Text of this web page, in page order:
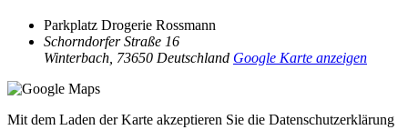
Parkplatz Drogerie Rossmann
Schorndorfer Straße 16
Winterbach, 73650 Deutschland Google Karte anzeigen
Mit dem Laden der Karte akzeptieren Sie die Datenschutzerklärung